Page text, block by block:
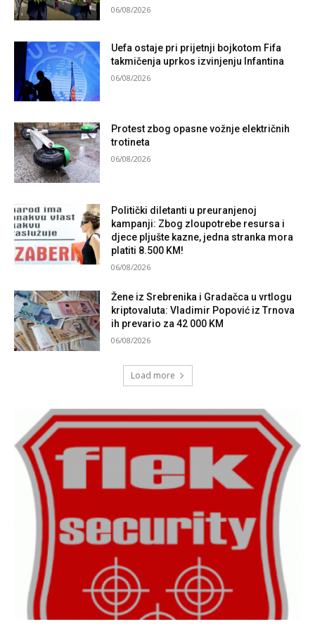
06/08/2026
Uefa ostaje pri prijetnji bojkotom Fifa
takmičenja uprkos izvinjenju Infantina
06/08/2026
Protest zbog opasne vožnje električnih
trotineta
06/08/2026
Politički diletanti u preuranjenoj
kampanji: Zbog zloupotrebe resursa i
djece pljušte kazne, jedna stranka mora
platiti 8.500 KM!
06/08/2026
Žene iz Srebrenika i Gradačca u vrtlogu
kriptovaluta: Vladimir Popović iz Trnova
ih prevario za 42 000 KM
06/08/2026
Load more